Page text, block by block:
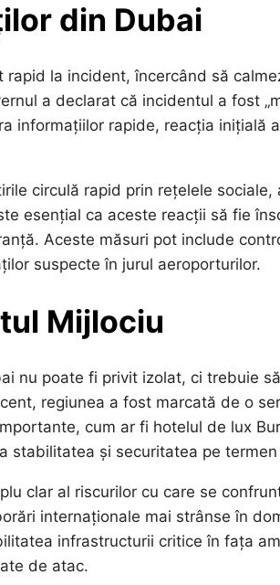
din Dubai
la incident, încercând să
a declarat că incidentul a fost
informațiilor rapide, reacția inițială
circulă rapid prin rețelele
esențial ca aceste reacții să fie
Aceste măsuri pot include
suspecte în jurul aeroporturilor.
Mijlociu
nu poate fi privit izolat, ci trebuie
regiunea a fost marcată de o
cum ar fi hotelul de lux
stabilitatea și securitatea pe
clar al riscurilor cu care se
internaționale mai strânse în
infrastructurii critice în fața
de atac.